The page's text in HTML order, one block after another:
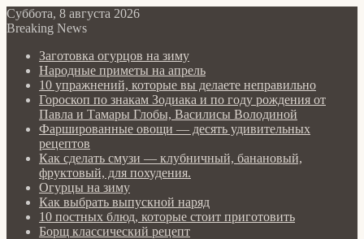
Суббота, 8 августа 2026
Breaking News
Заготовка огурцов на зиму
Народные приметы на апрель
10 упражнений, которые вы делаете неправильно
Гороскоп по знакам Зодиака и по году рождения от
Павла и Тамары Глобы, Василисы Володиной
Фаршированные овощи — десять удивительных
рецептов
Как сделать cмузи — клубничный, банановый,
фруктовый, для похудения.
Огурцы на зиму
Как выбрать выпускной наряд
10 постных блюд, которые стоит приготовить
Борщ классический рецепт